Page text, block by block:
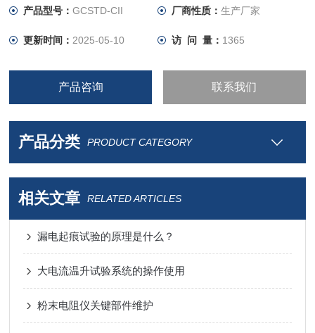
短等优点。
产品型号：GCSTD-CII 厂商性质： 生产厂家
更新时间： 2025-05-10 访 问 量： 1365
产品咨询 联系我们
产品分类 PRODUCT CATEGORY
相关文章 RELATED ARTICLES
漏电起痕试验的原理是什么？
大电流温升试验系统的操作使用
粉末电阻仪关键部件维护